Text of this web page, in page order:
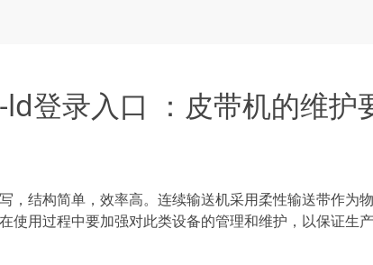
登录入口 ：皮带机的维护
结构简单，效率高。连续输送机采用柔性输送带作为
使用过程中要加强对此类设备的管理和维护，以保证生